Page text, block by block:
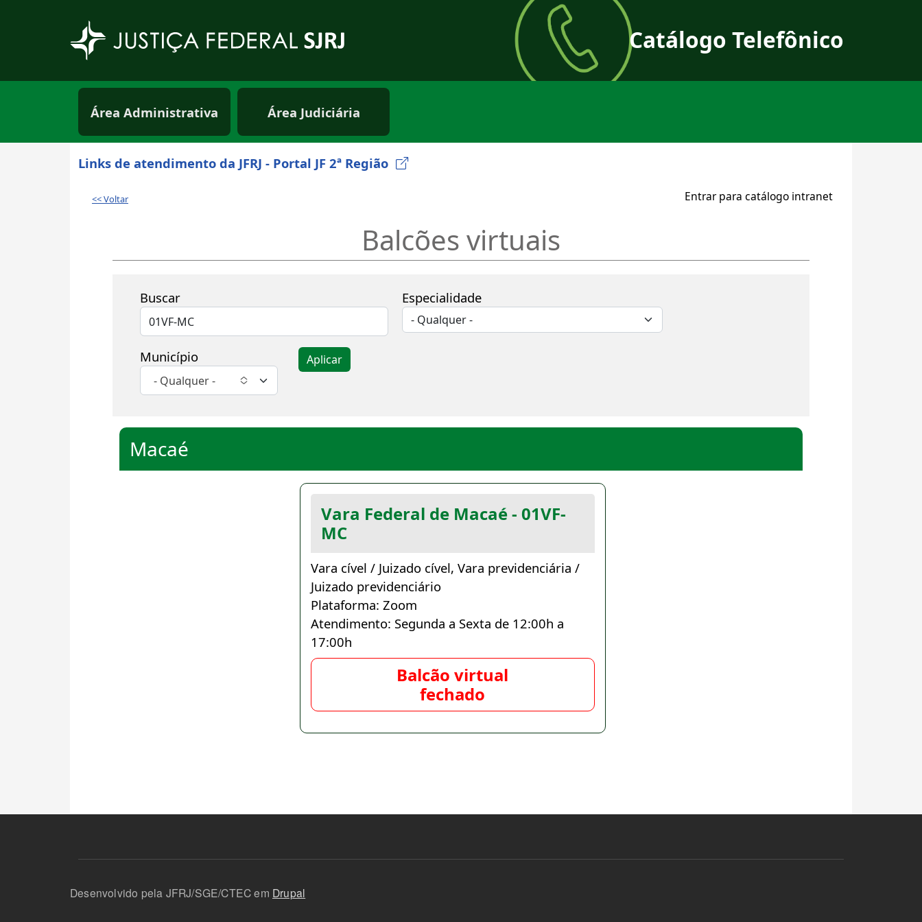
Catálogo Telefônico
Menu principal usuário externo
Área Administrativa Área Judiciária
Links de atendimento da JFRJ - Portal JF 2ª Região
<< Voltar Entrar para catálogo intranet
Balcões virtuais
Buscar Especialidade
Município
- Qualquer -
Aplicar
Macaé
Vara Federal de Macaé - 01VF-
MC
Vara cível / Juizado cível, Vara previdenciária /
Juizado previdenciário
Plataforma: Zoom
Atendimento: Segunda a Sexta de 12:00h a
17:00h
Balcão virtual
fechado
Desenvolvido pela JFRJ/SGE/CTEC em Drupal